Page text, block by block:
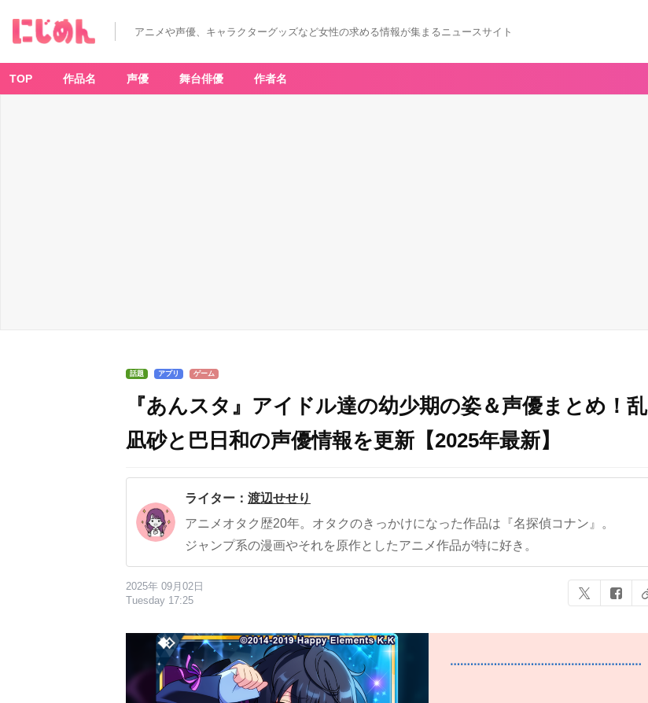
アニメや声優、キャラクターグッズなど女性の求める情報が集まるニュースサイト
TOP 作品名 声優 舞台俳優 作者名
話題 アプリ ゲーム
『あんスタ』アイドル達の幼少期の姿＆声優まとめ！乱
凪砂と巴日和の声優情報を更新【2025年最新】
ライター： 渡辺せせり
アニメオタク歴20年。オタクのきっかけになった作品は『名探偵コナン』。
ジャンプ系の漫画やそれを原作としたアニメ作品が特に好き。
2025年 09月02日
Tuesday 17:25